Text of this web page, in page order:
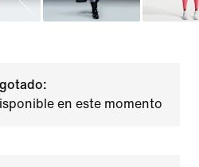
en este momento